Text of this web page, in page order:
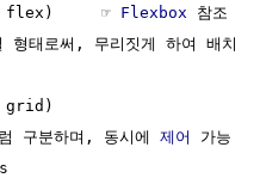
: flex)     ☞ Flexbox 참조
태로써, 무리짓게 하여 배치
grid)
구분하며, 동시에 제어
가능